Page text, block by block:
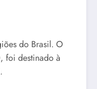
do Brasil. O
foi destinado à